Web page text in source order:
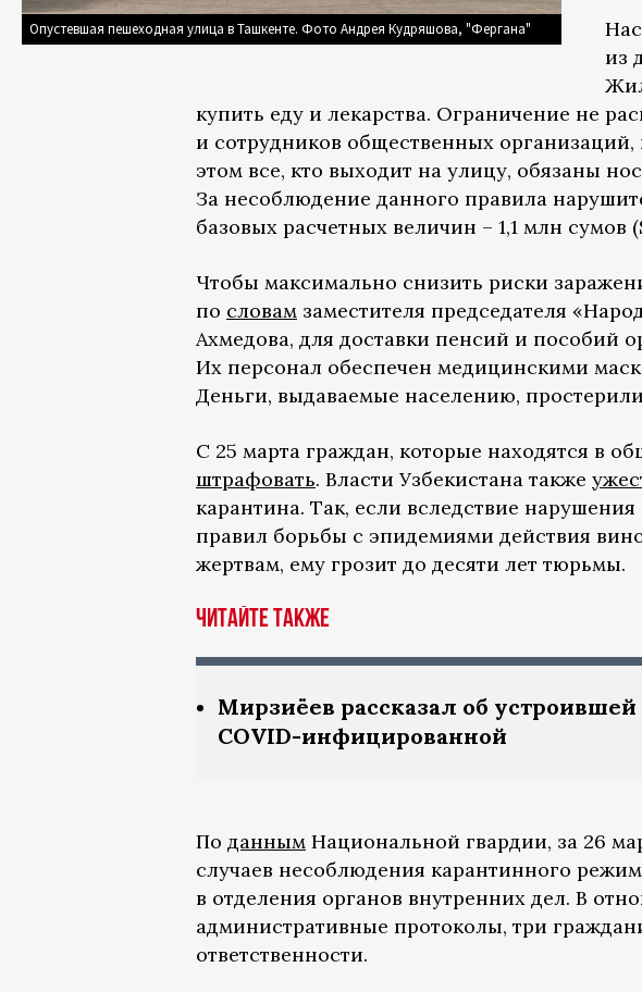
Опустевшая пешеходная улица в Ташкенте. Фото Андрея Кудряшова, "Фергана"
из
купить еду и лекарства. Ограничение не
и сотрудников общественных
этом все, кто выходит на улицу, обязаны
За несоблюдение данного правила
базовых расчетных величин – 1,1 млн сумов
Чтобы максимально снизить риски
по словам заместителя председателя
Ахмедова, для доставки пенсий и пособий
Их персонал обеспечен медицинскими
Деньги, выдаваемые населению,
С 25 марта граждан, которые находятся в
штрафовать. Власти Узбекистана также
карантина. Так, если вследствие
правил борьбы с эпидемиями действия
жертвам, ему грозит до десяти лет тюрьмы.
Читайте также
Мирзиёев рассказал об
COVID-инфицированной
По данным Национальной гвардии, за 26
случаев несоблюдения карантинного
в отделения органов внутренних дел. В
административные протоколы, три
ответственности.